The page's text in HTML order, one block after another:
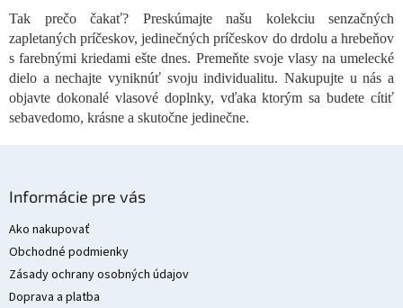
p
r
v
k
y
v
ý
Tak prečo čakať? Preskúmajte našu kolekciu senzačných
zapletaných príčeskov, jedinečných príčeskov do drdolu a hrebeňov
s farebnými kriedami ešte dnes. Premeňte svoje vlasy na umelecké
dielo a nechajte vyniknúť svoju individualitu. Nakupujte u nás a
objavte dokonalé vlasové doplnky, vďaka ktorým sa budete cítiť
sebavedomo, krásne a skutočne jedinečne.
Informácie pre vás
Ako nakupovať
Obchodné podmienky
Zásady ochrany osobných údajov
Doprava a platba